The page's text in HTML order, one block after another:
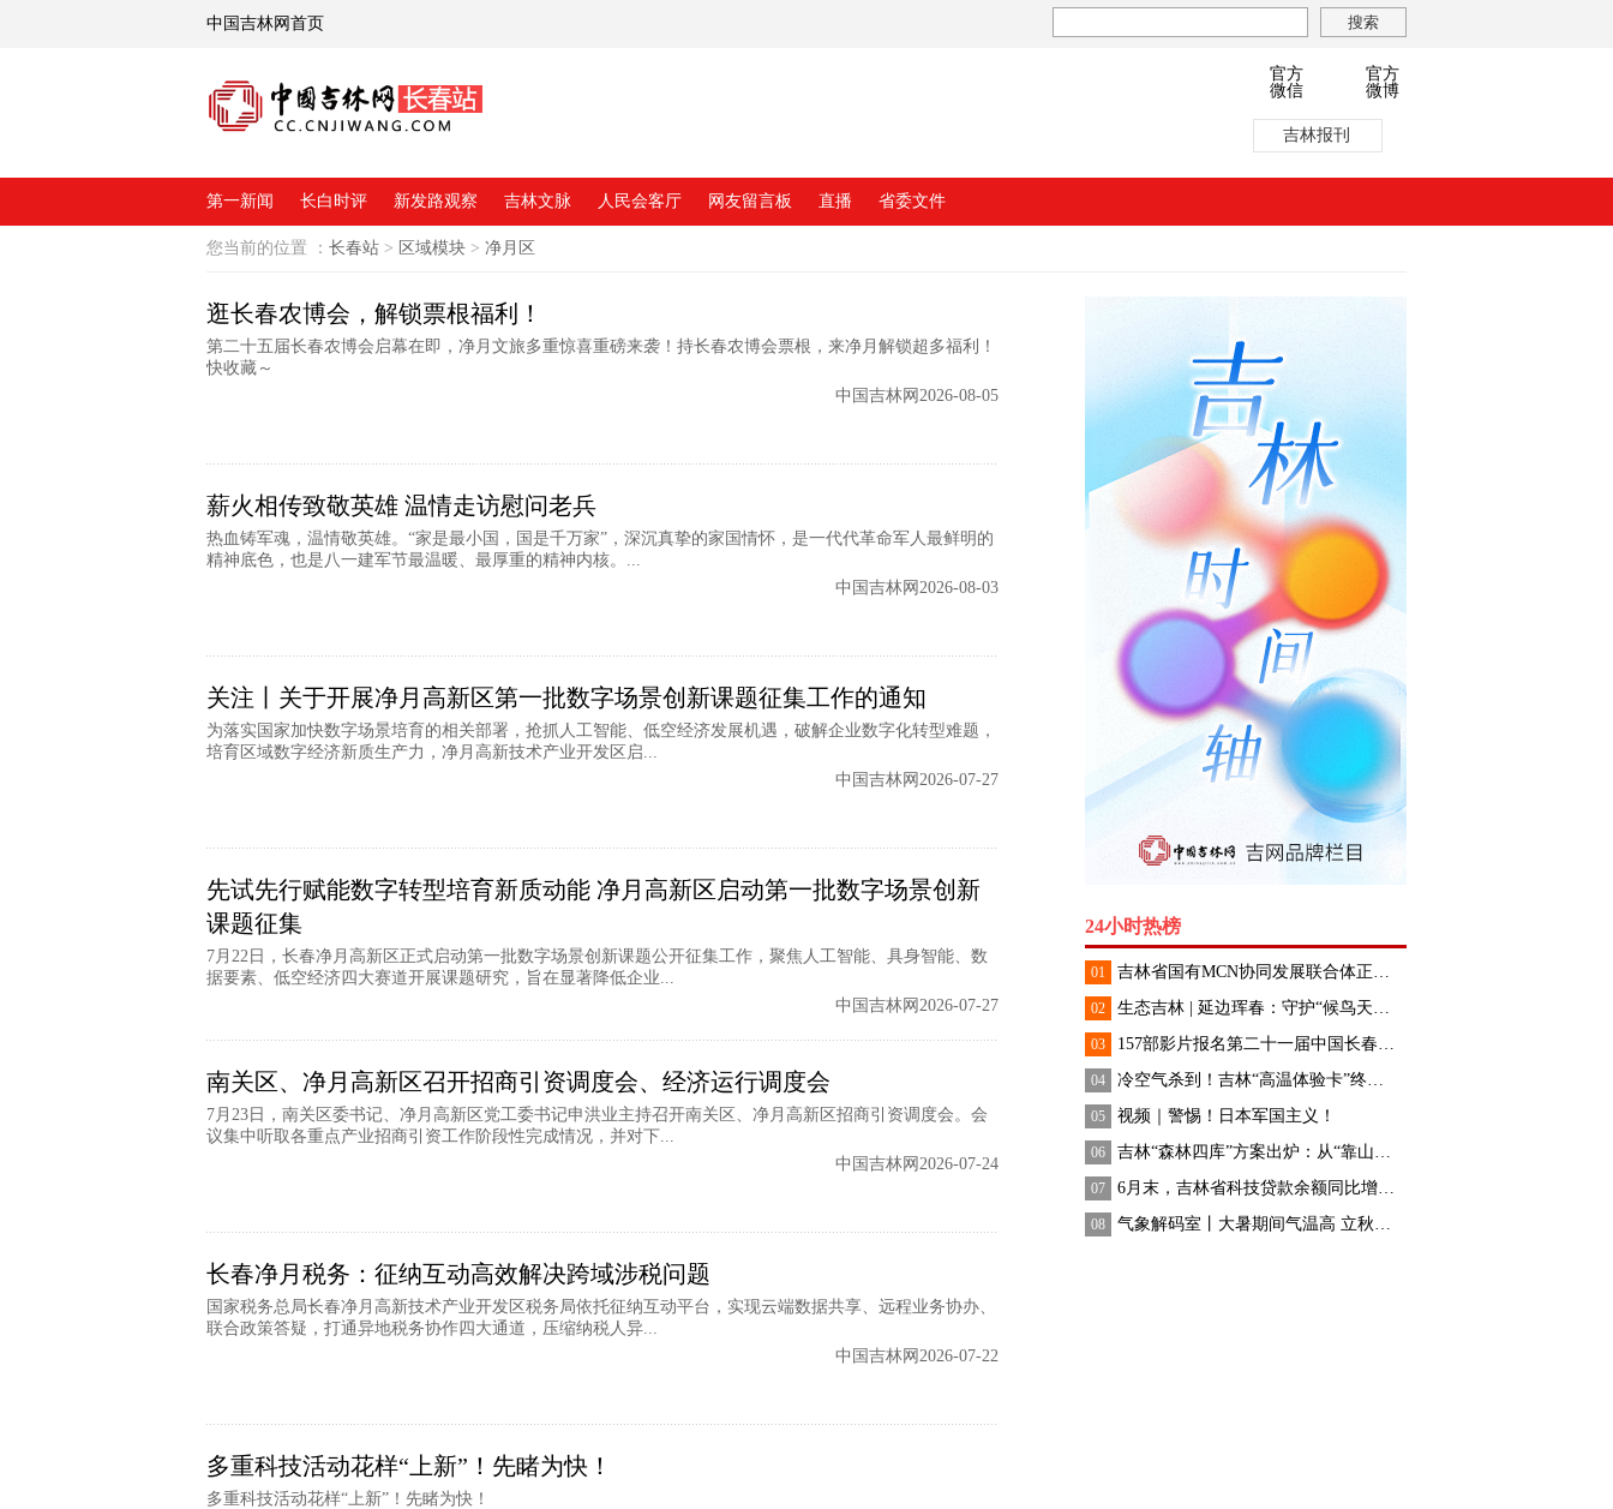
中国吉林网首页
官方
微博
官方
微信
吉林报刊
第一新闻 长白时评 新发路观察 吉林文脉 人民会客厅 网友留言板 直播 省委文件
您当前的位置 ： 长春站 > 区域模块 > 净月区
逛长春农博会，解锁票根福利！
第二十五届长春农博会启幕在即，净月文旅多重惊喜重磅来袭！持长春农博会票根，来净月解锁超多福利！
快收藏～
中国吉林网2026-08-05
薪火相传致敬英雄 温情走访慰问老兵
热血铸军魂，温情敬英雄。“家是最小国，国是千万家”，深沉真挚的家国情怀，是一代代革命军人最鲜明的
精神底色，也是八一建军节最温暖、最厚重的精神内核。...
中国吉林网2026-08-03
关注丨关于开展净月高新区第一批数字场景创新课题征集工作的通知
为落实国家加快数字场景培育的相关部署，抢抓人工智能、低空经济发展机遇，破解企业数字化转型难题，
培育区域数字经济新质生产力，净月高新技术产业开发区启...
中国吉林网2026-07-27
先试先行赋能数字转型培育新质动能 净月高新区启动第一批数字场景创新
课题征集
7月22日，长春净月高新区正式启动第一批数字场景创新课题公开征集工作，聚焦人工智能、具身智能、数
据要素、低空经济四大赛道开展课题研究，旨在显著降低企业...
中国吉林网2026-07-27
南关区、净月高新区召开招商引资调度会、经济运行调度会
7月23日，南关区委书记、净月高新区党工委书记申洪业主持召开南关区、净月高新区招商引资调度会。会
议集中听取各重点产业招商引资工作阶段性完成情况，并对下...
中国吉林网2026-07-24
长春净月税务：征纳互动高效解决跨域涉税问题
国家税务总局长春净月高新技术产业开发区税务局依托征纳互动平台，实现云端数据共享、远程业务协办、
联合政策答疑，打通异地税务协作四大通道，压缩纳税人异...
中国吉林网2026-07-22
多重科技活动花样“上新”！先睹为快！
多重科技活动花样“上新”！先睹为快！